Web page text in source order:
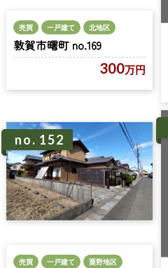
売買 一戸建て 北地区
敦賀市曙町 no.169
300万円
no. 152
売買 一戸建て 粟野地区